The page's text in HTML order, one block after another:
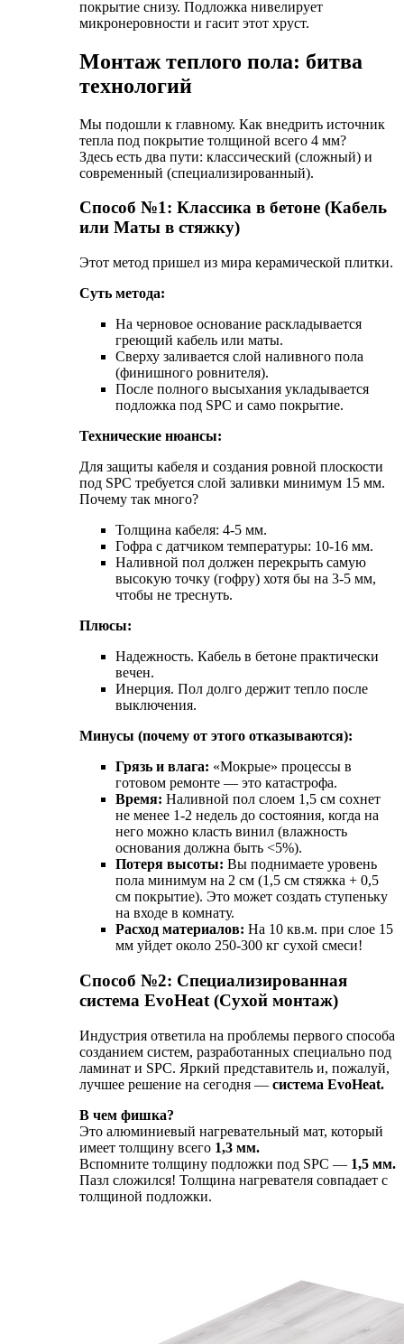
покрытие снизу. Подложка нивелирует
микронеровности и гасит этот хруст.
Монтаж теплого пола: битва
технологий
Мы подошли к главному. Как внедрить источник
тепла под покрытие толщиной всего 4 мм?
Здесь есть два пути: классический (сложный) и
современный (специализированный).
Способ №1: Классика в бетоне (Кабель
или Маты в стяжку)
Этот метод пришел из мира керамической плитки.
Суть метода:
На черновое основание раскладывается
греющий кабель или маты.
Сверху заливается слой наливного пола
(финишного ровнителя).
После полного высыхания укладывается
подложка под SPC и само покрытие.
Технические нюансы:
Для защиты кабеля и создания ровной плоскости
под SPC требуется слой заливки минимум 15 мм.
Почему так много?
Толщина кабеля: 4-5 мм.
Гофра с датчиком температуры: 10-16 мм.
Наливной пол должен перекрыть самую
высокую точку (гофру) хотя бы на 3-5 мм,
чтобы не треснуть.
Плюсы:
Надежность. Кабель в бетоне практически
вечен.
Инерция. Пол долго держит тепло после
выключения.
Минусы (почему от этого отказываются):
Грязь и влага: «Мокрые» процессы в
готовом ремонте — это катастрофа.
Время: Наливной пол слоем 1,5 см сохнет
не менее 1-2 недель до состояния, когда на
него можно класть винил (влажность
основания должна быть <5%).
Потеря высоты: Вы поднимаете уровень
пола минимум на 2 см (1,5 см стяжка + 0,5
см покрытие). Это может создать ступеньку
на входе в комнату.
Расход материалов: На 10 кв.м. при слое 15
мм уйдет около 250-300 кг сухой смеси!
Способ №2: Специализированная
система EvoHeat (Сухой монтаж)
Индустрия ответила на проблемы первого способа
созданием систем, разработанных специально под
ламинат и SPC. Яркий представитель и, пожалуй,
лучшее решение на сегодня — система EvoHeat.
В чем фишка?
Это алюминиевый нагревательный мат, который
имеет толщину всего 1,3 мм.
Вспомните толщину подложки под SPC — 1,5 мм.
Пазл сложился! Толщина нагревателя совпадает с
толщиной подложки.